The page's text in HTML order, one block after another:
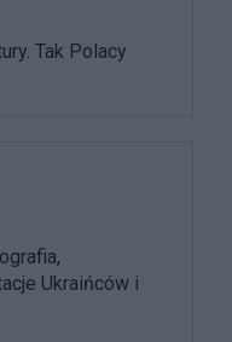
Tak Polacy
Ukraińców i